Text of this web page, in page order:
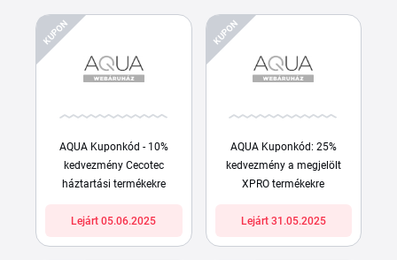
KUPON
AQUA Kuponkód - 10%
kedvezmény Cecotec
háztartási termékekre
Lejárt 05.06.2025
KUPON
AQUA Kuponkód: 25%
kedvezmény a megjelölt
XPRO termékekre
Lejárt 31.05.2025